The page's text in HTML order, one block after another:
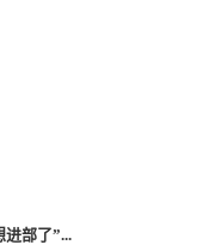
进部了”...